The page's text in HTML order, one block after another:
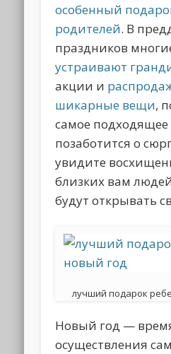
особенный
родителей. В
праздников
устраивают
акции и
шикарные вещи,
самое подходящее
позаботится о
увидите
близких вам
будут открывать
лучший подарок
Новый год —
осуществления